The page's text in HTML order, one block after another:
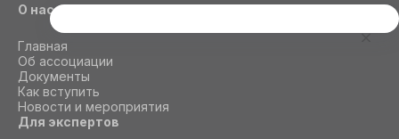
О нас
Главная
Об ассоциации
Документы
Как вступить
Новости и мероприятия
Для экспертов
Этот сайт использует cookie
Для корректной работы данного сайта
необходимы файлы cookie
СОГЛАСИЕ